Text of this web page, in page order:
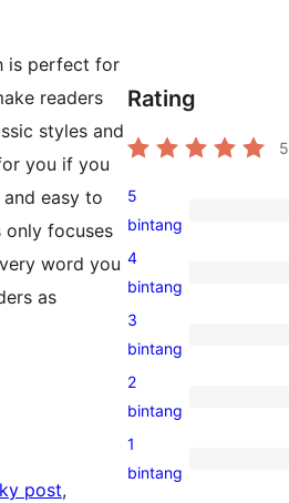
is perfect for
readers
styles and
you if you
easy to
focuses
word you
as
post
Rating
5
1
ulasan
5-
5
bintang
0
ulasan
4-
4
bintang
0
ulasan
3-
3
bintang
0
ulasan
2-
2
bintang
0
1
bintang